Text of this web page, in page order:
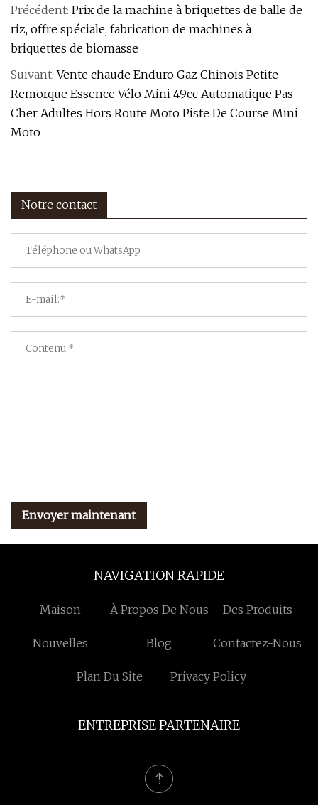
Précédent: Prix ​​de la machine à briquettes de balle de
riz, offre spéciale, fabrication de machines à
briquettes de biomasse
Suivant:Vente chaude Enduro Gaz Chinois Petite
Remorque Essence Vélo Mini 49cc Automatique Pas
Cher Adultes Hors Route Moto Piste De Course Mini
Moto
Notre contact
Envoyer maintenant
NAVIGATION RAPIDE
Maison À Propos De Nous Des Produits
Nouvelles Blog Contactez-Nous
Plan Du Site Privacy Policy
ENTREPRISE PARTENAIRE